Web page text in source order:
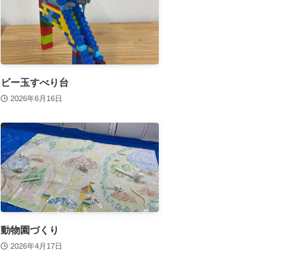
ビー玉すべり台
2026年6月16日
動物園づくり
2026年4月17日